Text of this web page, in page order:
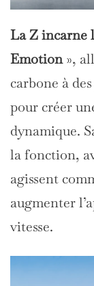
La Z incarne
Emotion»,
carbone à
pour créer
dynamique.
la fonction,
agissent
augmenter
vitesse.